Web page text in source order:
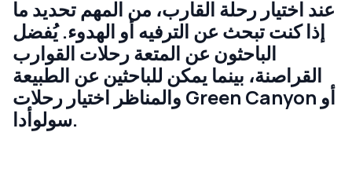
عند اختيار رحلة القارب، من المهم تحديد ما
إذا كنت تبحث عن الترفيه أو الهدوء. يُفضل
الباحثون عن المتعة رحلات القوارب
القراصنة، بينما يمكن للباحثين عن الطبيعة
والمناظر اختيار رحلات Green Canyon أو
سولوأدا.